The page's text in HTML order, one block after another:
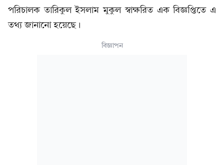
পরিচালক তারিকুল ইসলাম মুকুল স্বাক্ষরিত এক বিজ্ঞপ্তিতে এ
তথ্য জানানো হয়েছে।
বিজ্ঞাপন